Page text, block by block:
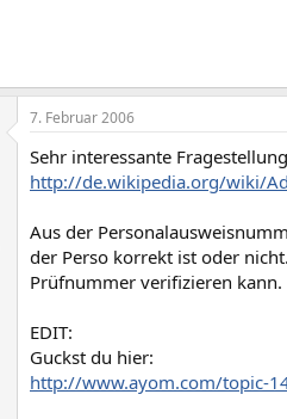
7. Februar 2006
Sehr interessante
http://de.wikipedia.org/wiki/
Aus der
der Perso korrekt ist oder
Prüfnummer verifizieren kann.
EDIT:
Guckst du hier:
http://www.ayom.com/topic-